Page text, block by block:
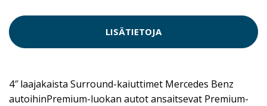
LISÄTIETOJA
4″ laajakaista Surround-kaiuttimet Mercedes Benz
autoihinPremium-luokan autot ansaitsevat Premium-